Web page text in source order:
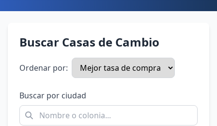
Buscar Casas de Cambio
Ordenar por:
Buscar por ciudad